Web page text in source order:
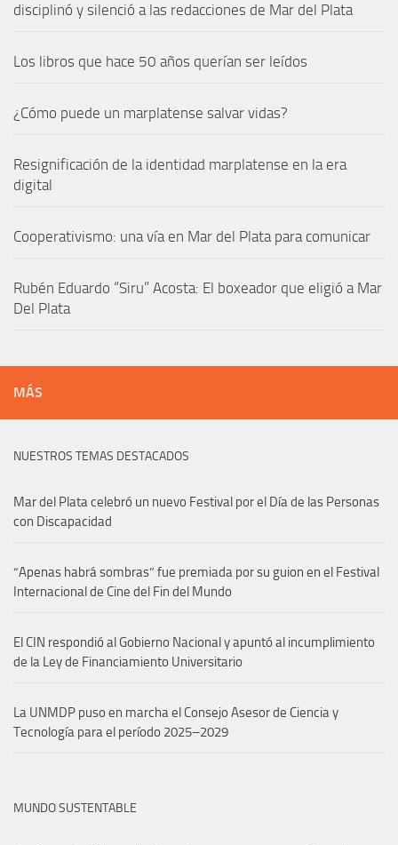
disciplinó y silenció a las redacciones de Mar del Plata
Los libros que hace 50 años querían ser leídos
¿Cómo puede un marplatense salvar vidas?
Resignificación de la identidad marplatense en la era
digital
Cooperativismo: una vía en Mar del Plata para comunicar
Rubén Eduardo “Siru” Acosta: El boxeador que eligió a Mar
Del Plata
MÁS
NUESTROS TEMAS DESTACADOS
Mar del Plata celebró un nuevo Festival por el Día de las Personas
con Discapacidad
“Apenas habrá sombras” fue premiada por su guion en el Festival
Internacional de Cine del Fin del Mundo
El CIN respondió al Gobierno Nacional y apuntó al incumplimiento
de la Ley de Financiamiento Universitario
La UNMDP puso en marcha el Consejo Asesor de Ciencia y
Tecnología para el período 2025–2029
MUNDO SUSTENTABLE